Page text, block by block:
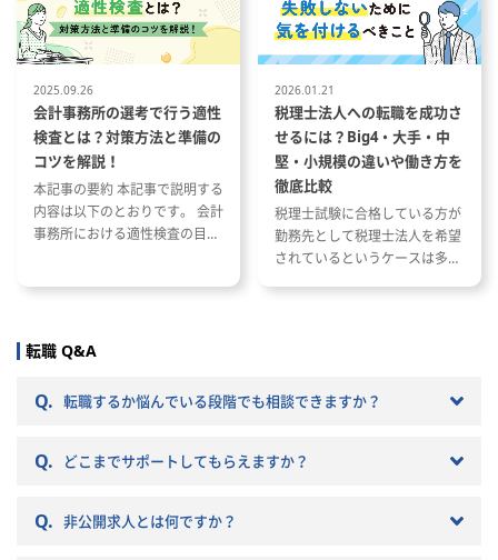
ローの
ナルと
ータ
）を統
門の意
ける
を構築
者との調整
3. SPC・プロジェクトファイナン
ス関連業務
・発電所保有SPCの経理、決算、
資金管理に関する実務管理
・融資契約に基づく支払、返済、
リザーブ口座、コベナンツ等の管
・金融機関、出資者、アセットマ
ネジメントチームとの連携
・SPCのキャッシュフロー、配
当、資金繰りに関する確認・論点
面の論点整理
・PPA契約、EPC契約、O&M契
理の検討
・経営会議・社内稟議向け資料に
て への転職成功事例
2025.09.26
会計事務所の選考で行う適性
検査とは？対策方法と準備の
コツを解説！
本記事の要約 本記事で説明する
内容は以下のとおりです。 会計
事務所における適性検査の目的
2026.01.21
税理士法人への転職を成功さ
せるには？Big4・大手・中
堅・小規模の違いや働き方を
徹底比較
税理士試験に合格している方が
勤務先として税理士法人を希望
されているというケースは多い
ャリアプランに応じて自分に合
った税理士法人を選ぶことが非
税理士法人を選ぶとこんな筈で
税理士法人の特徴や税理士法人
転職 Q&A
Q. 転職するか悩んでいる段階でも相談できますか？
Q. どこまでサポートしてもらえますか？
Q. 非公開求人とは何ですか？